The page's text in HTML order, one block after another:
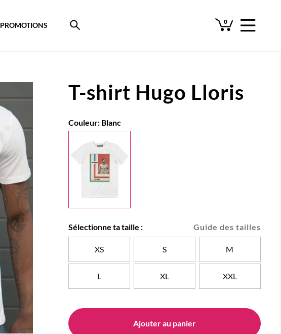
0
PROMOTIONS
T-shirt Hugo Lloris
Couleur: Blanc
Guide des tailles
Sélectionne ta taille :
XS S M
L XL XXL
Ajouter au panier